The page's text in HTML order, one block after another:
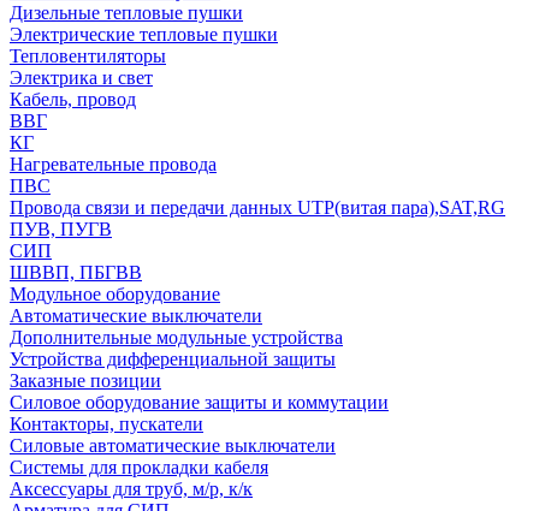
Дизельные тепловые пушки
Электрические тепловые пушки
Тепловентиляторы
Электрика и свет
Кабель, провод
ВВГ
КГ
Нагревательные провода
ПВС
Провода связи и передачи данных UTP(витая пара),SAT,RG
ПУВ, ПУГВ
СИП
ШВВП, ПБГВВ
Модульное оборудование
Автоматические выключатели
Дополнительные модульные устройства
Устройства дифференциальной защиты
Заказные позиции
Силовое оборудование защиты и коммутации
Контакторы, пускатели
Силовые автоматические выключатели
Системы для прокладки кабеля
Аксессуары для труб, м/р, к/к